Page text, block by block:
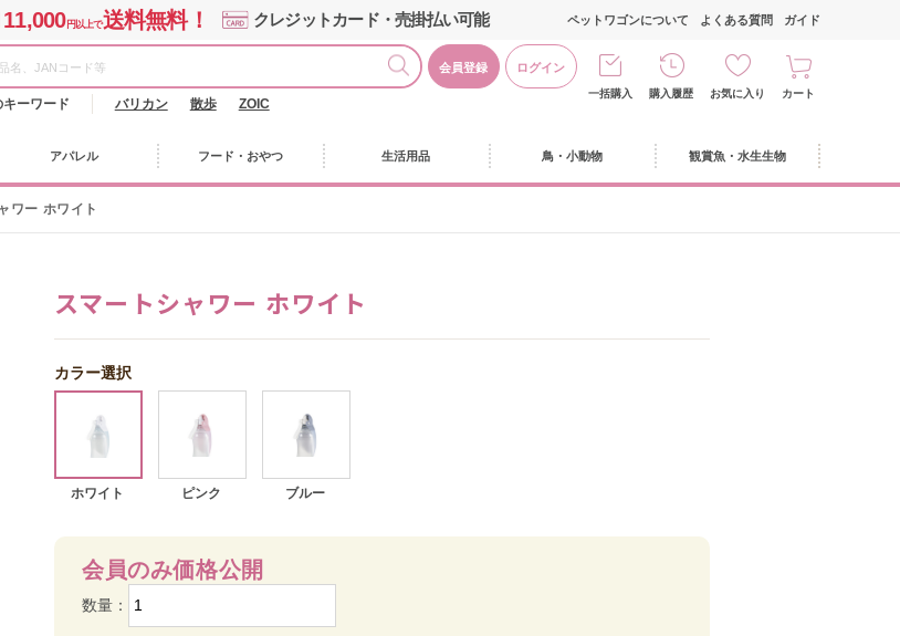
11,000円以上で送料無料！ クレジットカード・売掛払い可能
会員登録 ログイン
キーワード バリカン 散歩 ZOIC
ペットワゴンについて よくある質問 ガイド
一括購入 購入履歴 お気に入り カート
アパレル フード・おやつ 生活用品 鳥・小動物 観賞魚・水生生物
ワー ホワイト
スマートシャワー ホワイト
カラー選択
ホワイト ピンク ブルー
会員のみ価格公開
数量：